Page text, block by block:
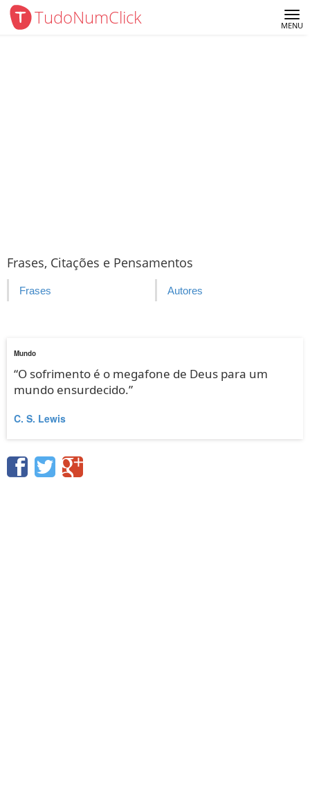
TudoNumClick MENU
Frases, Citações e Pensamentos
Frases Autores
Mundo
“O sofrimento é o megafone de Deus para um
mundo ensurdecido.”
C. S. Lewis